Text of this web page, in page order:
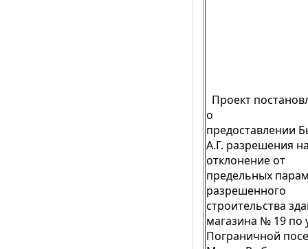
Проект
о
предоставлении
А.Г. разрешения
отклонение от
предельных
разрешенного
строительства
магазина № 19 по
Пограничной